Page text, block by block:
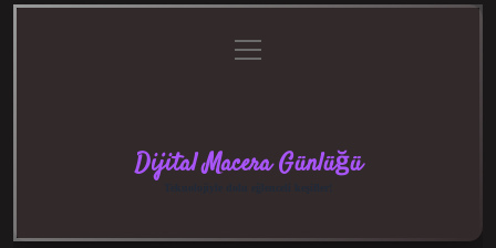
menüyü
aç
Dijital Macera Günlüğü